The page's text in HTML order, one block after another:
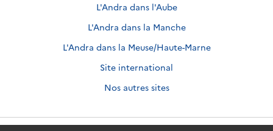
L'Andra dans l'Aube
L'Andra dans la Manche
L'Andra dans la Meuse/Haute-Marne
Site international
Nos autres sites